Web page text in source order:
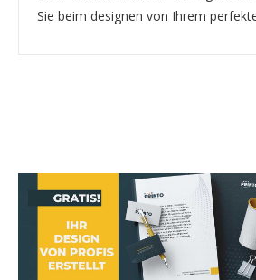
Sie beim designen von Ihrem